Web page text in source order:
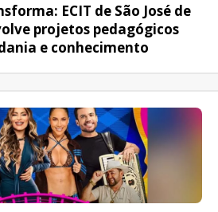
ECIT de São José de
projetos pedagógicos
e conhecimento